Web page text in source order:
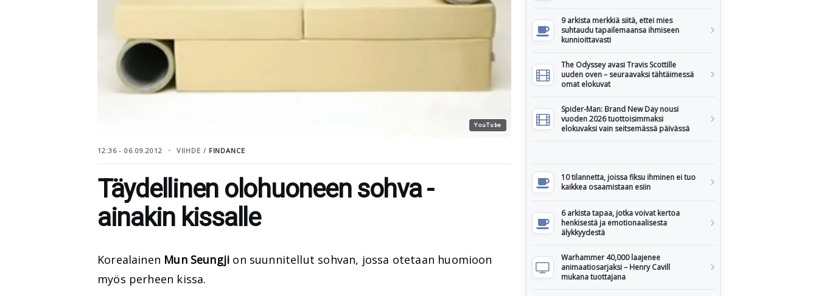
YouTube
12:36 - 06.09.2012 VIIHDE / FINDANCE
Täydellinen olohuoneen sohva -
ainakin kissalle
Korealainen Mun Seungji on suunnitellut sohvan, jossa otetaan huomioon
myös perheen kissa.
9 arkista merkkiä siitä, ettei mies
suhtaudu tapailemaansa ihmiseen
kunnioittavasti
The Odyssey avasi Travis Scottille
uuden oven – seuraavaksi tähtäimessä
omat elokuvat
Spider-Man: Brand New Day nousi
vuoden 2026 tuottoisimmaksi
elokuvaksi vain seitsemässä päivässä
10 tilannetta, joissa fiksu ihminen ei tuo
kaikkea osaamistaan esiin
6 arkista tapaa, jotka voivat kertoa
henkisestä ja emotionaalisesta
älykkyydestä
Warhammer 40,000 laajenee
animaatiosarjaksi – Henry Cavill
mukana tuottajana